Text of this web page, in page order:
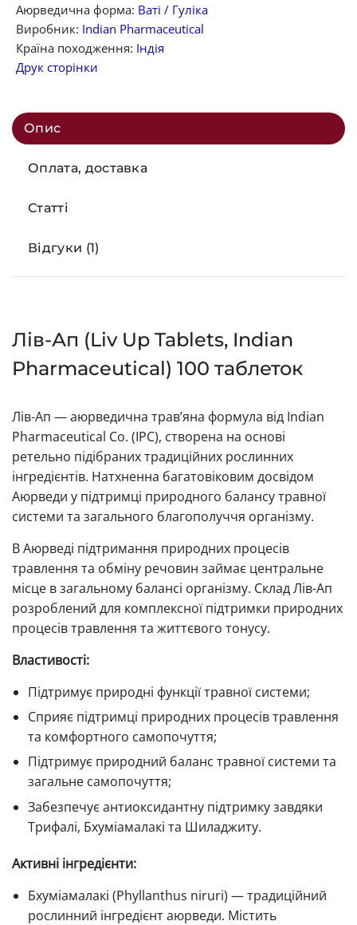
Аюрведична форма: Ваті / Гуліка
Виробник: Indian Pharmaceutical
Країна походження: Індія
Друк сторінки
Опис
Оплата, доставка
Статті
Відгуки (1)
Лів-Ап (Liv Up Tablets, Indian
Pharmaceutical) 100 таблеток
Лів-Ап — аюрведична трав’яна формула від Indian
Pharmaceutical Co. (IPC), створена на основі
ретельно підібраних традиційних рослинних
інгредієнтів. Натхненна багатовіковим досвідом
Аюрведи у підтримці природного балансу травної
системи та загального благополуччя організму.
В Аюрведі підтримання природних процесів
травлення та обміну речовин займає центральне
місце в загальному балансі організму. Склад Лів-Ап
розроблений для комплексної підтримки природних
процесів травлення та життєвого тонусу.
Властивості:
Підтримує природні функції травної системи;
Сприяє підтримці природних процесів травлення
та комфортного самопочуття;
Підтримує природний баланс травної системи та
загальне самопочуття;
Забезпечує антиоксидантну підтримку завдяки
Трифалі, Бхуміамалакі та Шиладжиту.
Активні інгредієнти:
Бхуміамалакі (Phyllanthus niruri) — традиційний
рослинний інгредієнт аюрведи. Містить